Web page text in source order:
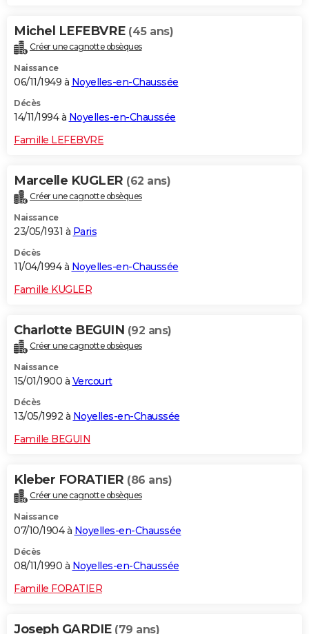
Michel LEFEBVRE (45 ans)
Créer une cagnotte obsèques
Naissance
06/11/1949 à Noyelles-en-Chaussée
Décès
14/11/1994 à Noyelles-en-Chaussée
Famille LEFEBVRE
Marcelle KUGLER (62 ans)
Créer une cagnotte obsèques
Naissance
23/05/1931 à Paris
Décès
11/04/1994 à Noyelles-en-Chaussée
Famille KUGLER
Charlotte BEGUIN (92 ans)
Créer une cagnotte obsèques
Naissance
15/01/1900 à Vercourt
Décès
13/05/1992 à Noyelles-en-Chaussée
Famille BEGUIN
Kleber FORATIER (86 ans)
Créer une cagnotte obsèques
Naissance
07/10/1904 à Noyelles-en-Chaussée
Décès
08/11/1990 à Noyelles-en-Chaussée
Famille FORATIER
Joseph GARDIE (79 ans)